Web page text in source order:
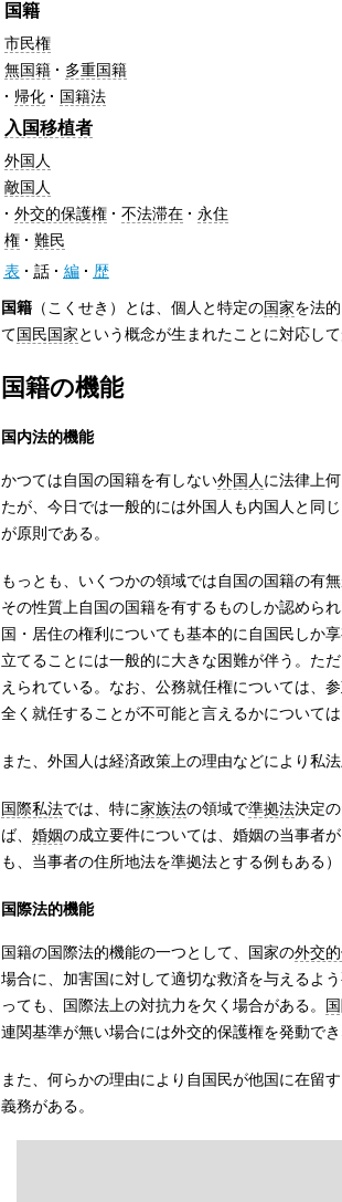
国籍
市民権
無国籍
多重国籍
帰化
国籍法
入国移植者
外国人
敵国人
外交的保護権
不法滞在
永住
権
難民
表
話 編 歴
国籍（こくせき）とは、個人と特定の国家を法
て国民国家という概念が生まれたことに対応し
国籍の機能
国内法的機能
かつては自国の国籍を有しない外国人 に法律上
たが、今日では一般的には外国人も内国人と同
が原則である。
もっとも、いくつかの領域では自国の国籍の有
その性質上自国の国籍を有するものしか認めら
国・居住の権利についても基本的に自国民しか
立てることには一般的に大きな困難が伴う。ただ
えられている。なお、公務就任権については、
全く就任することが不可能と言えるかについて
また、外国人は経済政策上の理由などにより私
国際私法では、特に家族法の領域で準拠法決定
ば、 婚姻の成立要件については、婚姻の当事者
も、当事者の住所地法を準拠法とする例もある）
国際法的機能
国籍の国際法的機能の一つとして、国家の外交
場合に、加害国に対して適切な救済を与えるよ
っても、国際法上の対抗力を欠く場合がある。
連関基準が無い場合には外交的保護権を発動でき
また、何らかの理由により自国民が他国に在留
義務がある。